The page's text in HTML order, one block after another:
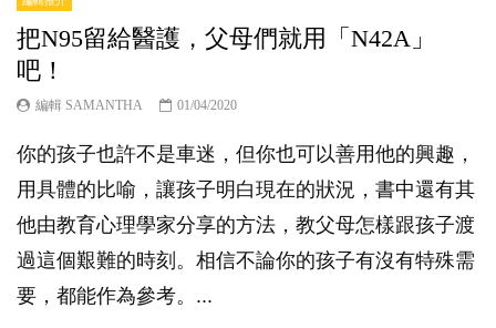
把N95留給醫護，父母們就用「N42A」
吧！
編輯 SAMANTHA 01/04/2020
你的孩子也許不是車迷，但你也可以善用他的興趣，
用具體的比喻，讓孩子明白現在的狀況，書中還有其
他由教育心理學家分享的方法，教父母怎樣跟孩子渡
過這個艱難的時刻。相信不論你的孩子有沒有特殊需
要，都能作為參考。...